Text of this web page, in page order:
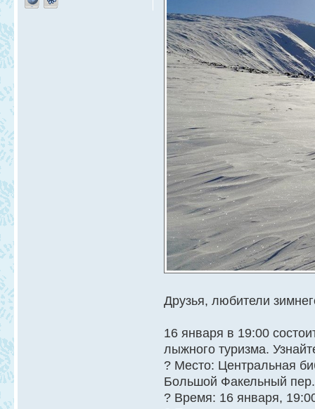
Друзья, любители
16 января в 19:00
лыжного туризма.
? Место: Центральная
Большой Факельный
? Время: 16 января,